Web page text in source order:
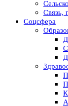
Связь,
Соцсфера